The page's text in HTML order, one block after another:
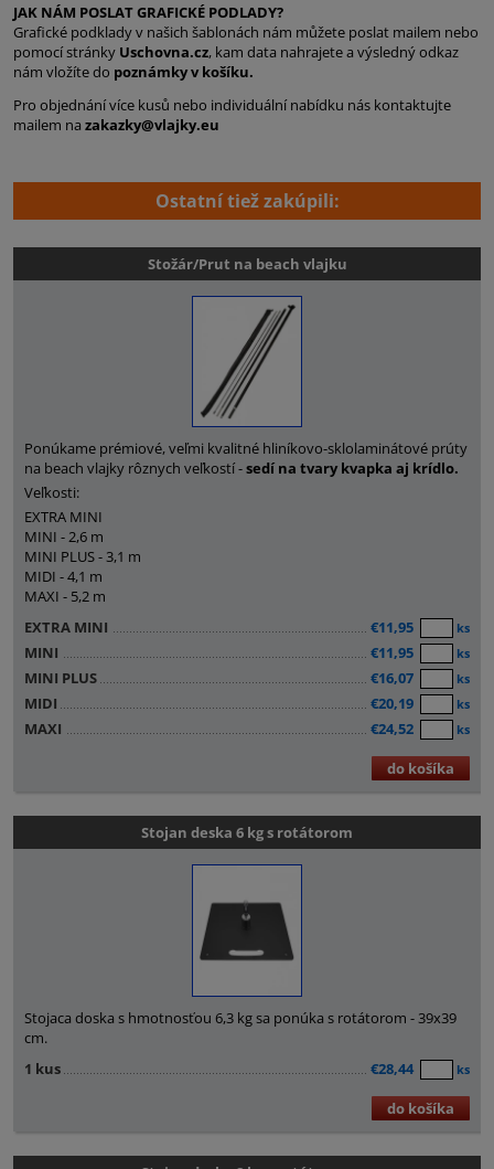
JAK NÁM POSLAT GRAFICKÉ PODLADY?
Grafické podklady v našich šablonách nám můžete poslat mailem nebo
pomocí stránky Uschovna.cz, kam data nahrajete a výsledný odkaz
nám vložíte do poznámky v košíku.
Pro objednání více kusů nebo individuální nabídku nás kontaktujte
mailem na zakazky@vlajky.eu
Ostatní tiež zakúpili:
Stožár/Prut na beach vlajku
Ponúkame prémiové, veľmi kvalitné hliníkovo-sklolaminátové prúty
na beach vlajky rôznych veľkostí -sedí na tvary kvapka aj krídlo.
Veľkosti:
EXTRA MINI
MINI - 2,6 m
MINI PLUS - 3,1 m
MIDI - 4,1 m
MAXI - 5,2 m
EXTRA MINI
€11,95 ks
MINI €11,95 ks
MINI PLUS €16,07 ks
MIDI €20,19 ks
MAXI €24,52 ks
do košíka
Stojan deska 6 kg s rotátorom
Stojaca doska s hmotnosťou 6,3 kg sa ponúka s rotátorom - 39x39
cm.
1 kus
€28,44 ks
do košíka